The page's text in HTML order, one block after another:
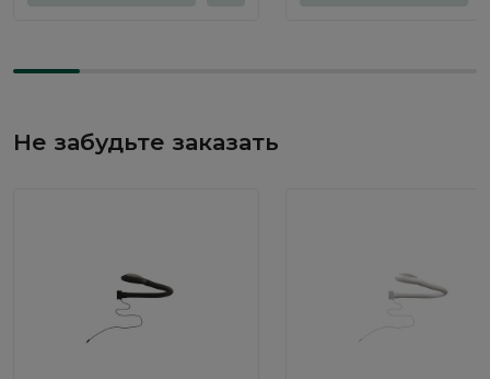
Не забудьте заказать